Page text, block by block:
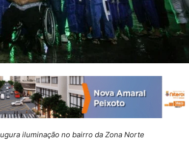
iluminação no bairro da Zona Norte